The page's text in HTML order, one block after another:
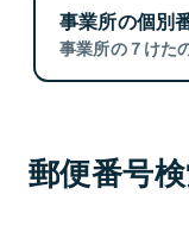
事業所の個別
事業所の７けた
郵便番号